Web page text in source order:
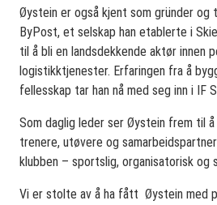
Øystein er også kjent som gründer og
ByPost, et selskap han etablerte i
til å bli en landsdekkende aktør innen
logistikktjenester. Erfaringen fra å
fellesskap tar han nå med seg inn i IF
Som daglig leder ser Øystein frem til
trenere, utøvere og
klubben – sportslig, organisatorisk og
Vi er stolte av å ha fått Øystein med